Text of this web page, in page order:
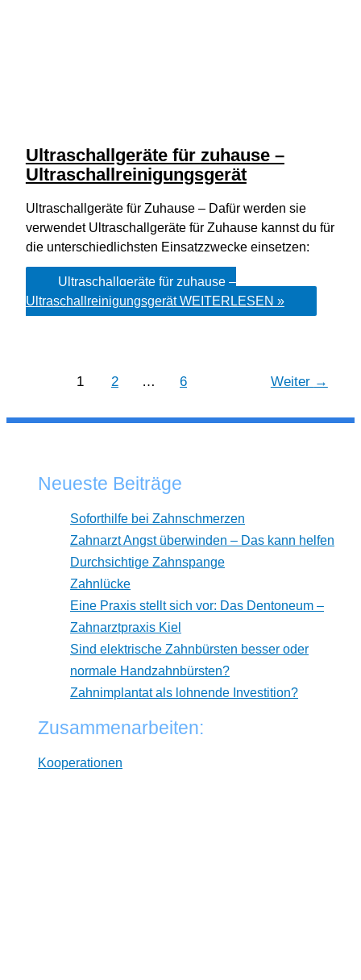
Ultraschallgeräte für zuhause –
Ultraschallreinigungsgerät
Ultraschallgeräte für Zuhause – Dafür werden sie
verwendet Ultraschallgeräte für Zuhause kannst du für
die unterschiedlichsten Einsatzzwecke einsetzen:
Ultraschallgeräte für zuhause –
UltraschallreinigungsgerätWEITERLESEN »
1 2 … 6 Weiter →
Neueste Beiträge
Soforthilfe bei Zahnschmerzen
Zahnarzt Angst überwinden – Das kann helfen
Durchsichtige Zahnspange
Zahnlücke
Eine Praxis stellt sich vor: Das Dentoneum –
Zahnarztpraxis Kiel
Sind elektrische Zahnbürsten besser oder
normale Handzahnbürsten?
Zahnimplantat als lohnende Investition?
Zusammenarbeiten:
Kooperationen